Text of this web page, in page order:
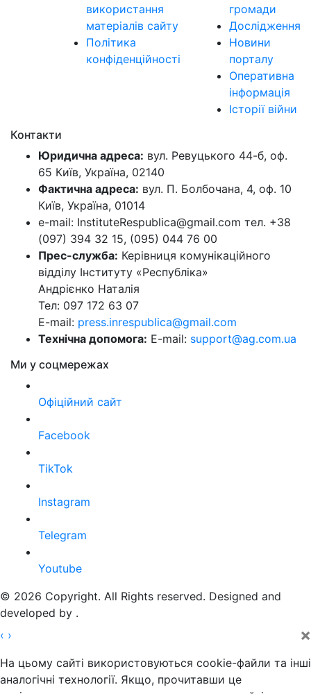
використання
матеріалів сайту
Політика
конфіденційності
громади
Дослідження
Новини
порталу
Оперативна
інформація
Історії війни
Контакти
Юридична адреса: вул. Ревуцького 44-б, оф.
65 Київ, Україна, 02140
Фактична адреса: вул. П. Болбочана, 4, оф. 10
Київ, Україна, 01014
e-mail: InstituteRespublica@gmail.com тел. +38
(097) 394 32 15, (095) 044 76 00
Прес-служба: Керівниця комунікаційного
відділу Інституту «Республіка»
Андрієнко Наталія
Тел: 097 172 63 07
E-mail: press.inrespublica@gmail.com
Технічна допомога: E-mail: support@ag.com.ua
Ми у соцмережах
Офіційний сайт
Facebook
TikTok
Instagram
Telegram
Youtube
© 2026 Copyright. All Rights reserved. Designed and
developed by .
‹ › ×
На цьому сайті використовуються cookie-файли та інші
аналогічні технології. Якщо, прочитавши це